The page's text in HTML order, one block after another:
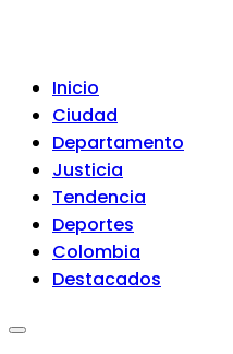
Inicio
Ciudad
Departamento
Justicia
Tendencia
Deportes
Colombia
Destacados